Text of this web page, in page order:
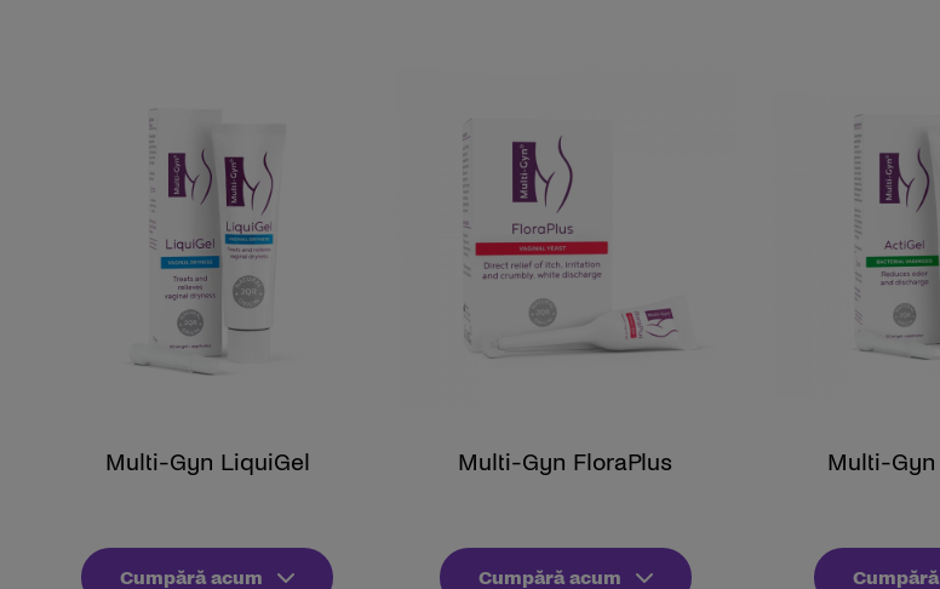
Multi-Gyn LiquiGel
Cumpără acum
Multi-Gyn FloraPlus
Cumpără acum
Multi-